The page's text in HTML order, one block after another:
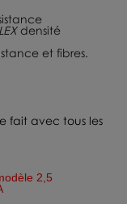
densité
et fibres.
fait avec tous les
2,5